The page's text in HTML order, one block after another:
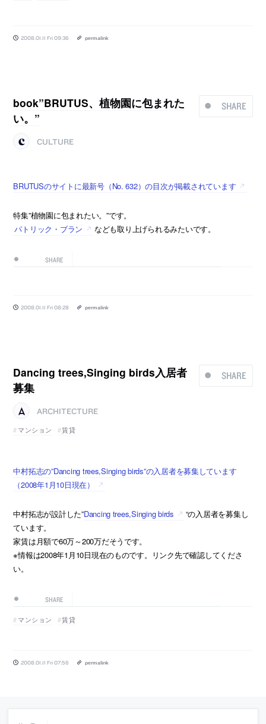
2008.01.11 Fri 09:36 permalink
SHARE
book”BRUTUS、植物園に包まれた
い。”
CULTURE
BRUTUSのサイトに最新号（No. 632）の目次が掲載されています
特集”植物園に包まれたい。”です。
パトリック・ブラン
なども取り上げられるみたいです。
SHARE
2008.01.11 Fri 08:28 permalink
SHARE
Dancing trees,Singing birds入居者
募集
ARCHITECTURE
マンション
賃貸
中村拓志の”Dancing trees,Singing birds”の入居者を募集しています
（2008年1月10日現在）
中村拓志が設計した”Dancing trees,Singing birds
“の入居者を募集し
ています。
家賃は月額で60万～200万だそうです。
※情報は2008年1月10日現在のものです。リンク先で確認してくださ
い。
SHARE
マンション 賃貸
2008.01.11 Fri 07:56 permalink